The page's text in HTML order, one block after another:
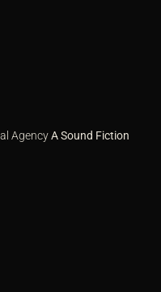
AgencyA Sound Fiction